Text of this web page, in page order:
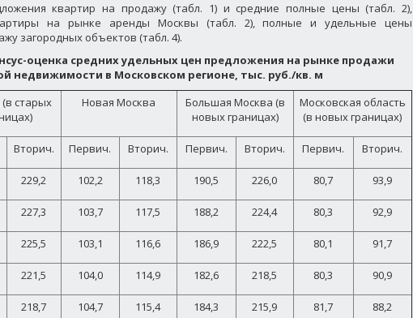
квартир на продажу (табл. 1) и средние полные цены (табл. 2),
на рынке аренды Москвы (табл. 2), полные и удельные цены
загородных объектов (табл. 4).
оценка средних удельных цен предложения на рынке продажи
недвижимости в Московском регионе, тыс. руб./кв. м
старых
Новая Москва
Большая Москва (в
новых границах)
Московская область
(в новых границах)
Вторич. Первич. Вторич. Первич. Вторич. Первич. Вторич.
229,2 102,2 118,3 190,5 226,0 80,7 93,9
227,3 103,7 117,5 188,2 224,4 80,3 92,9
225,5 103,1 116,6 186,9 222,5 80,1 91,7
221,5 104,0 114,9 182,6 218,5 80,3 90,9
218,7 104,7 115,4 184,3 215,9 81,7 88,2